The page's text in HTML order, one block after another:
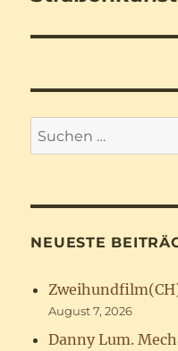
Suchen
nach:
NEUESTE
August 7, 2026
Danny Lum.